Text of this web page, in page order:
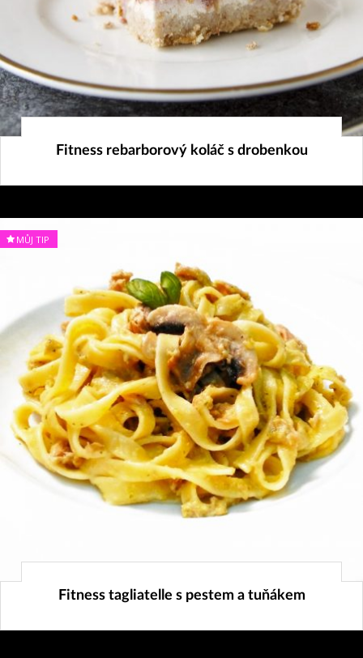
11. 6. 2025
Fitness rebarborový koláč s drobenkou
MŮJ TIP
4. 10. 2015
Fitness tagliatelle s pestem a tuňákem